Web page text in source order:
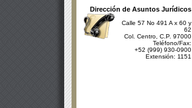
Dirección de Asuntos Jurídicos
Calle 57 No 491 A x 60 y
62
Col. Centro, C.P. 97000
Teléfono/Fax:
+52 (999) 930-0900
Extensión: 1151